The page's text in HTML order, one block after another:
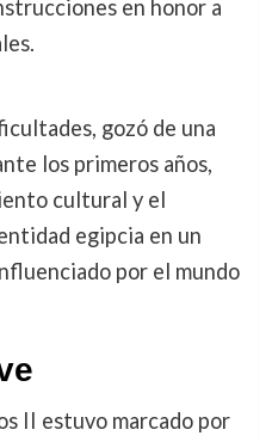
en honor a
gozó de una
los primeros años,
cultural y el
egipcia en un
por el mundo
II estuvo marcado por